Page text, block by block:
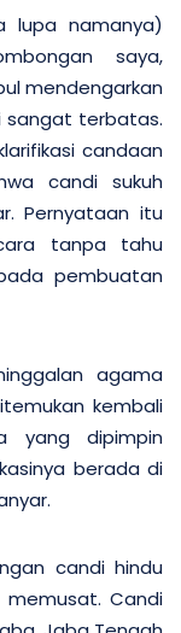
lupa namanya)
saya,
mendengarkan
sangat terbatas.
candaan
candi sukuh
Pernyataan itu
tanpa tahu
pembuatan
agama
kembali
yang dipimpin
berada di
candi hindu
memusat. Candi